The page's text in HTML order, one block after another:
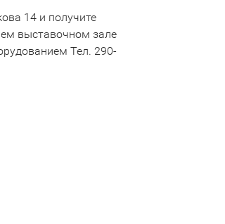
14 и получите
выставочном зале
Тел. 290-